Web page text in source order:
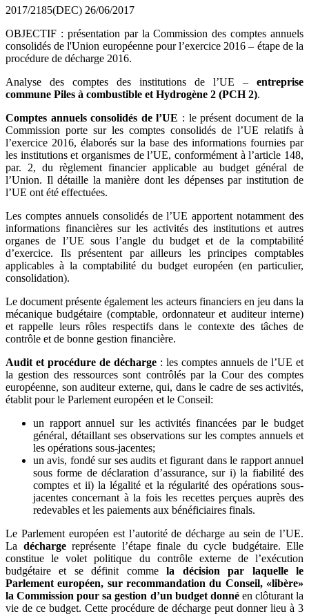
2017/2185(DEC) 26/06/2017
OBJECTIF : présentation par la Commission des comptes annuels
consolidés de l'Union européenne pour l’exercice 2016 – étape de la
procédure de décharge 2016.
Analyse des comptes des institutions de l’UE –
entreprise
commune Piles à combustible et Hydrogène 2 (PCH 2).
Comptes annuels consolidés de l’UE : le présent document de la
Commission porte sur les comptes consolidés de l’UE relatifs à
l’exercice 2016, élaborés sur la base des informations fournies par
les institutions et organismes de l’UE, conformément à l’article 148,
par. 2, du règlement financier applicable au budget général de
l’Union. Il détaille la manière dont les dépenses par institution de
l’UE ont été effectuées.
Les comptes annuels consolidés de l’UE apportent notamment des
informations financières sur les activités des institutions et autres
organes de l’UE sous l’angle du budget et de la comptabilité
d’exercice. Ils présentent par ailleurs les principes comptables
applicables à la comptabilité du budget européen (en particulier,
consolidation).
Le document présente également les acteurs financiers en jeu dans la
mécanique budgétaire (comptable, ordonnateur et auditeur interne)
et rappelle leurs rôles respectifs dans le contexte des tâches de
contrôle et de bonne gestion financière.
Audit et procédure de décharge : les comptes annuels de l’UE et
la gestion des ressources sont contrôlés par la Cour des comptes
européenne, son auditeur externe, qui, dans le cadre de ses activités,
établit pour le Parlement européen et le Conseil:
un rapport annuel sur les activités financées par le budget
général, détaillant ses observations sur les comptes annuels et
les opérations sous-jacentes;
un avis, fondé sur ses audits et figurant dans le rapport annuel
sous forme de déclaration d’assurance, sur i) la fiabilité des
comptes et ii) la légalité et la régularité des opérations sous-
jacentes concernant à la fois les recettes perçues auprès des
redevables et les paiements aux bénéficiaires finals.
Le Parlement européen est l’autorité de décharge au sein de l’UE.
La déchargereprésente l’étape finale du cycle budgétaire. Elle
constitue le volet politique du contrôle externe de l’exécution
budgétaire et se définit commela décision par laquelle le
Parlement européen, sur recommandation du Conseil, «libère»
la Commission pour sa gestion d’un budget donnéen clôturant la
vie de ce budget. Cette procédure de décharge peut donner lieu à 3